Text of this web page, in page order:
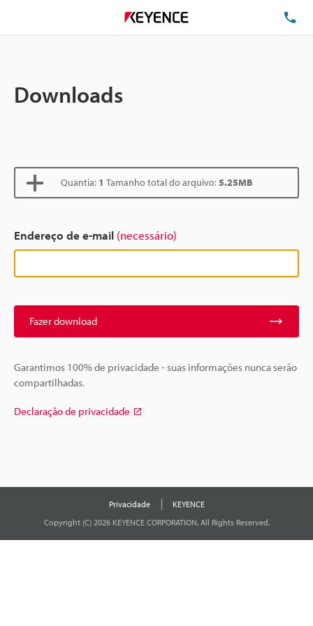
Downloads
Quantia: 1 Tamanho total do arquivo:5.25MB
Endereço de e-mail (necessário)
Fazer download
Garantimos 100% de privacidade - suas informações nunca serão
compartilhadas.
Declaração de privacidade
Privacidade
KEYENCE
Copyright (C) 2026 KEYENCE CORPORATION. All Rights Reserved.